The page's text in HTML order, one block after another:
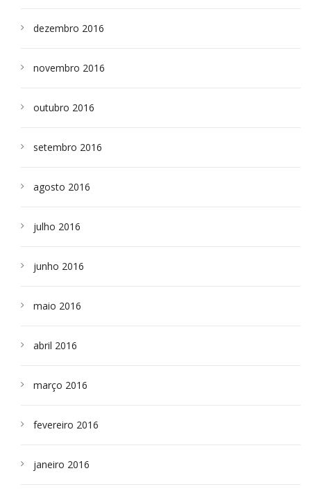
dezembro 2016
novembro 2016
outubro 2016
setembro 2016
agosto 2016
julho 2016
junho 2016
maio 2016
abril 2016
março 2016
fevereiro 2016
janeiro 2016